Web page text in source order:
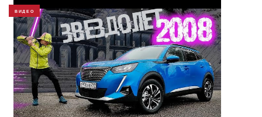
ВИДЕО